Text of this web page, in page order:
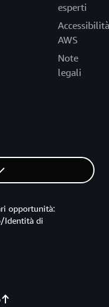
esperti
Accessibilità
AWS
Note
legali
opportunità:
Identità di